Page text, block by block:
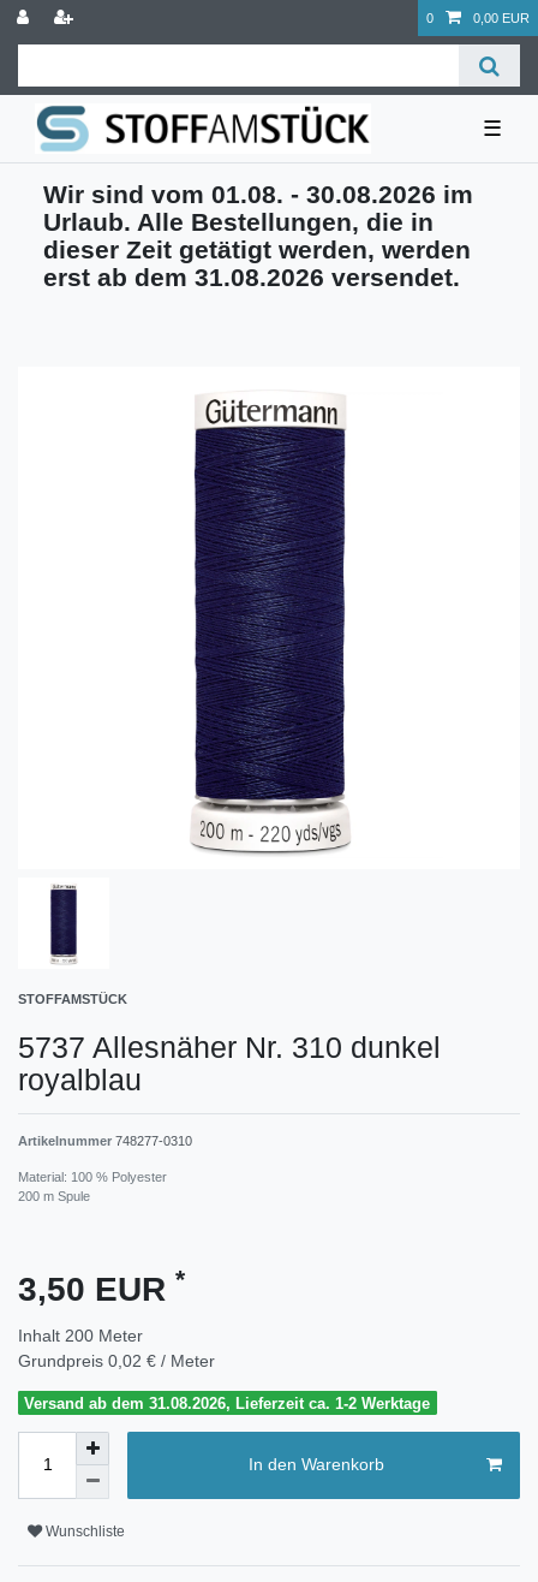
0 0,00 EUR
☰
Wir sind vom 01.08. - 30.08.2026 im
Urlaub. Alle Bestellungen, die in
dieser Zeit getätigt werden, werden
erst ab dem 31.08.2026 versendet.
STOFFAMSTÜCK
5737 Allesnäher Nr. 310 dunkel
royalblau
Artikelnummer 748277-0310
Material: 100 % Polyester
200 m Spule
3,50 EUR *
Inhalt 200 Meter
Grundpreis 0,02 € / Meter
Versand ab dem 31.08.2026, Lieferzeit ca. 1-2 Werktage
In den Warenkorb
Wunschliste